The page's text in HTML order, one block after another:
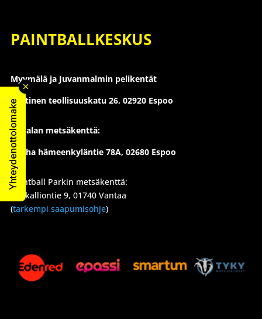
Yhteydenottolomake
PAINTBALLKESKUS
Myymälä ja Juvanmalmin pelikentät
Läntinen teollisuuskatu 26, 02920 Espoo
Konalan metsäkenttä:
Vanha hämeenkyläntie 78A, 02680 Espoo
Paintball Parkin metsäkenttä:
Suokalliontie 9, 01740 Vantaa
(tarkempi saapumisohje)